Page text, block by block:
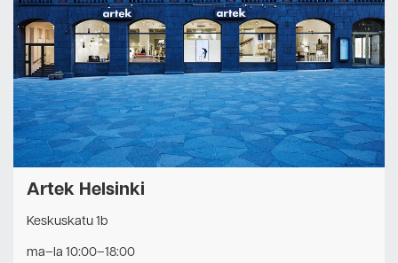
Artek Helsinki
Keskuskatu 1b
ma–la 10:00–18:00